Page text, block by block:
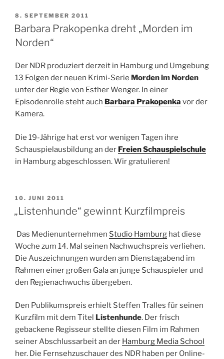
VERÖFFENTLICHT
AM
8. SEPTEMBER 2011
Barbara Prakopenka dreht „Morden im
Norden“
Der NDR produziert derzeit in Hamburg und Umgebung
13 Folgen der neuen Krimi-Serie Morden im Norden
unter der Regie von Esther Wenger. In einer
Episodenrolle steht auch Barbara Prakopenka vor der
Kamera.
Die 19-Jährige hat erst vor wenigen Tagen ihre
Schauspielausbildung an der Freien Schauspielschule
in Hamburg abgeschlossen. Wir gratulieren!
VERÖFFENTLICHT
AM
10. JUNI 2011
„Listenhunde“ gewinnt Kurzfilmpreis
Das Medienunternehmen Studio Hamburg hat diese
Woche zum 14. Mal seinen Nachwuchspreis verliehen.
Die Auszeichnungen wurden am Dienstagabend im
Rahmen einer großen Gala an junge Schauspieler und
den Regienachwuchs übergeben.
Den Publikumspreis erhielt Steffen Tralles für seinen
Kurzfilm mit dem Titel Listenhunde. Der frisch
gebackene Regisseur stellte diesen Film im Rahmen
seiner Abschlussarbeit an der Hamburg Media School
her. Die Fernsehzuschauer des NDR haben per Online-